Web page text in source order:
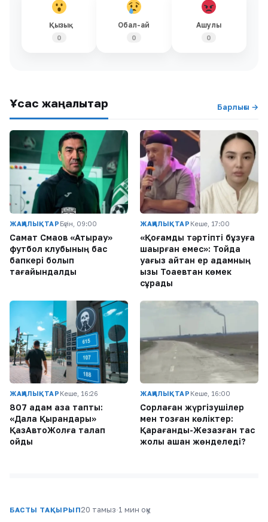
Қызық
0
Обал-ай
0
Ашулы
0
Ұқсас жаңалықтар Барлығы →
ЖАҢАЛЫҚТАР Бүгін, 09:00
Самат Смақов «Атырау»
футбол клубының бас
бапкері болып
тағайындалды
ЖАҢАЛЫҚТАР Кеше, 17:00
«Қоғамдық тәртіпті бұзуға
шақырған емес»: Тойда
уағыз айтқан ер адамның
қызы Тоқаевтан көмек
сұрады
ЖАҢАЛЫҚТАР Кеше, 16:26
807 адам қаза тапты:
«Дала Қырандары»
ҚазАвтоЖолға талап
қойды
ЖАҢАЛЫҚТАР Кеше, 16:00
Сорлаған жүргізушілер
мен тозған көліктер:
Қарағанды-Жезқазған тас
жолы қашан жөнделеді?
БАСТЫ ТАҚЫРЫП20 тамыз·1 мин оқу